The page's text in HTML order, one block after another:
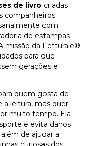
de livro criadas
companheiros
com
de estampas
missão da Letturale®
para que
gerações e
quem gosta de
leitura, mas quer
muito tempo. Ela
e evita danos
de ajudar a